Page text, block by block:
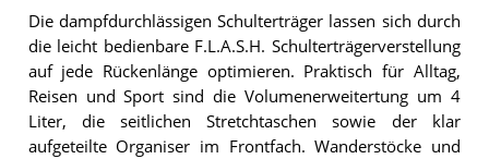
Die dampfdurchlässigen Schulterträger lassen sich durch
die leicht bedienbare F.L.A.S.H. Schulterträgerverstellung
auf jede Rückenlänge optimieren. Praktisch für Alltag,
Reisen und Sport sind die Volumenerweitertung um 4
Liter, die seitlichen Stretchtaschen sowie der klar
aufgeteilte Organiser im Frontfach. Wanderstöcke und